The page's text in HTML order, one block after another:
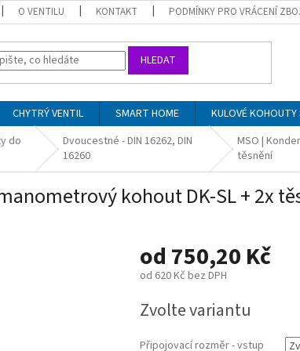
O VENTILU KONTAKT PODMÍNKY PRO VRÁCENÍ
HLEDAT
CHYTRÝ VENTIL SMART HOME KULOVÉ
do
Dvoucestné - DIN 16262, DIN
16260
MSO |
těsnění
kohout DK-SL + 2x
od 750,20 Kč
od 620 Kč bez DPH
cena:
Zvolte variantu
Připojovací rozměr - vstup